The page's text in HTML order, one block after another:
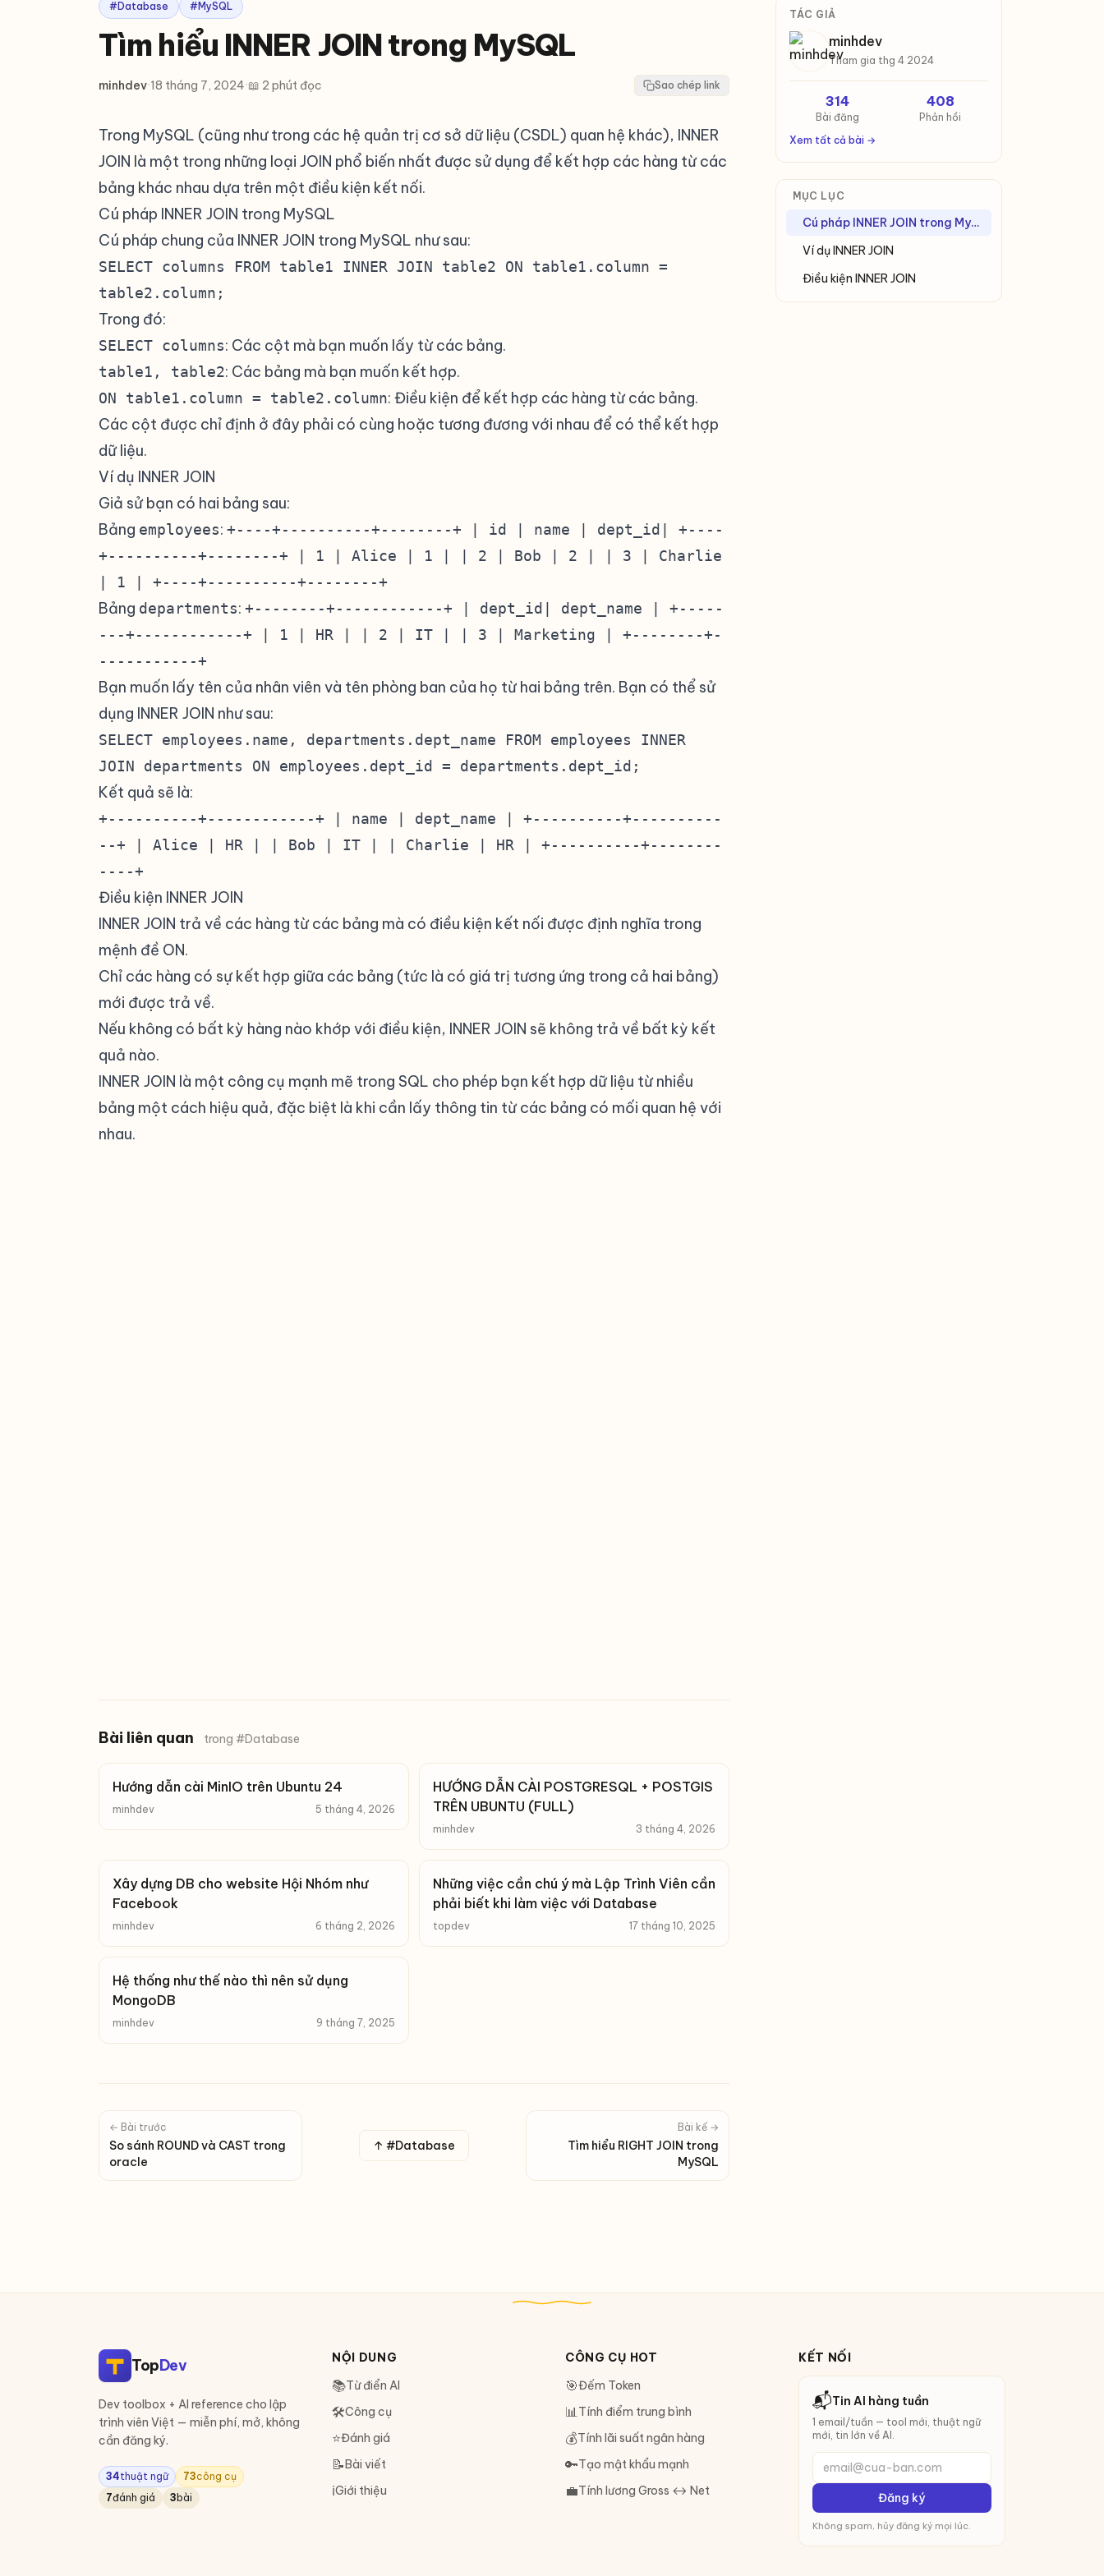
#Database #MySQL
Tìm hiểu INNER JOIN trong MySQL
minhdev·18 tháng 7, 2024·📖 2 phút đọc Sao chép link
Trong MySQL (cũng như trong các hệ quản trị cơ sở dữ liệu (CSDL) quan hệ khác), INNER
JOIN là một trong những loại JOIN phổ biến nhất được sử dụng để kết hợp các hàng từ các
bảng khác nhau dựa trên một điều kiện kết nối.
Cú pháp INNER JOIN trong MySQL
Cú pháp chung của INNER JOIN trong MySQL như sau:
SELECT columns FROM table1 INNER JOIN table2 ON table1.column =
table2.column;
Trong đó:
SELECT columns: Các cột mà bạn muốn lấy từ các bảng.
table1, table2: Các bảng mà bạn muốn kết hợp.
ON table1.column = table2.column: Điều kiện để kết hợp các hàng từ các bảng.
Các cột được chỉ định ở đây phải có cùng hoặc tương đương với nhau để có thể kết hợp
dữ liệu.
Ví dụ INNER JOIN
Giả sử bạn có hai bảng sau:
Bảng employees: +----+----------+--------+ | id | name | dept_id| +----
+----------+--------+ | 1 | Alice | 1 | | 2 | Bob | 2 | | 3 | Charlie
| 1 | +----+----------+--------+
Bảng departments: +--------+------------+ | dept_id| dept_name | +-----
---+------------+ | 1 | HR | | 2 | IT | | 3 | Marketing | +--------+-
-----------+
Bạn muốn lấy tên của nhân viên và tên phòng ban của họ từ hai bảng trên. Bạn có thể sử
dụng INNER JOIN như sau:
SELECT employees.name, departments.dept_name FROM employees INNER
JOIN departments ON employees.dept_id = departments.dept_id;
Kết quả sẽ là:
+----------+------------+ | name | dept_name | +----------+----------
--+ | Alice | HR | | Bob | IT | | Charlie | HR | +----------+--------
----+
Điều kiện INNER JOIN
INNER JOIN trả về các hàng từ các bảng mà có điều kiện kết nối được định nghĩa trong
mệnh đề ON.
Chỉ các hàng có sự kết hợp giữa các bảng (tức là có giá trị tương ứng trong cả hai bảng)
mới được trả về.
Nếu không có bất kỳ hàng nào khớp với điều kiện, INNER JOIN sẽ không trả về bất kỳ kết
quả nào.
INNER JOIN là một công cụ mạnh mẽ trong SQL cho phép bạn kết hợp dữ liệu từ nhiều
bảng một cách hiệu quả, đặc biệt là khi cần lấy thông tin từ các bảng có mối quan hệ với
nhau.
Bài liên quan trong #Database
Hướng dẫn cài MinIO trên Ubuntu 24
minhdev 5 tháng 4, 2026
HƯỚNG DẪN CÀI POSTGRESQL + POSTGIS
TRÊN UBUNTU (FULL)
minhdev 3 tháng 4, 2026
Xây dựng DB cho website Hội Nhóm như
Facebook
minhdev 6 tháng 2, 2026
Những việc cần chú ý mà Lập Trình Viên cần
phải biết khi làm việc với Database
topdev 17 tháng 10, 2025
Hệ thống như thế nào thì nên sử dụng
MongoDB
minhdev 9 tháng 7, 2025
← Bài trước
So sánh ROUND và CAST trong
oracle
↑ #Database
Bài kế →
Tìm hiểu RIGHT JOIN trong
MySQL
TÁC GIẢ
minhdev
Tham gia thg 4 2024
314
Bài đăng
408
Phản hồi
Xem tất cả bài →
MỤC LỤC
Cú pháp INNER JOIN trong MySQL
Ví dụ INNER JOIN
Điều kiện INNER JOIN
TopDev
Dev toolbox + AI reference cho lập
trình viên Việt — miễn phí, mở, không
cần đăng ký.
34thuật ngữ 73công cụ
7đánh giá 3 bài
NỘI DUNG
📚Từ điển AI
🛠Công cụ
⭐Đánh giá
📝Bài viết
ℹ️Giới thiệu
CÔNG CỤ HOT
🎯Đếm Token
📊Tính điểm trung bình
💰Tính lãi suất ngân hàng
🔑Tạo mật khẩu mạnh
💼Tính lương Gross ↔ Net
KẾT NỐI
📬Tin AI hàng tuần
1 email/tuần — tool mới, thuật ngữ
mới, tin lớn về AI.
email@cua-ban.com
Đăng ký
Không spam, hủy đăng ký mọi lúc.